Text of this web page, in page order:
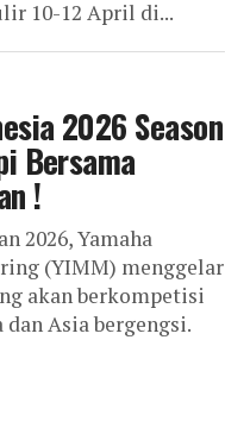
10-12 April di...
2026 Season
Bersama
!
2026, Yamaha
(YIMM) menggelar
akan berkompetisi
Asia bergengsi.